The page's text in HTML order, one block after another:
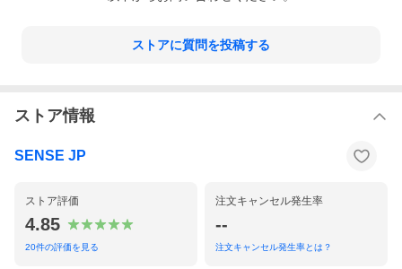
ストアに質問を投稿する
ストア情報
SENSE JP
ストア評価
4.85
20件の評価を見る
注文キャンセル発生率
--
注文キャンセル発生率とは？